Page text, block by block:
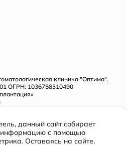
клиника "Оптима".
ОГРН: 1036758310490
от 31.05.2018 г.
данный сайт собирает
информацию с помощью
Оставаясь на сайте,